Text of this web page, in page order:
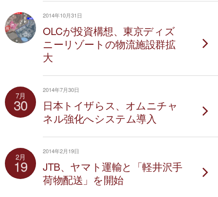
2014年10月31日
OLCが投資構想、東京ディズ
ニーリゾートの物流施設群拡
大
7月
30
2014年7月30日
日本トイザらス、オムニチャ
ネル強化へシステム導入
2月
19
2014年2月19日
JTB、ヤマト運輸と「軽井沢手
荷物配送」を開始